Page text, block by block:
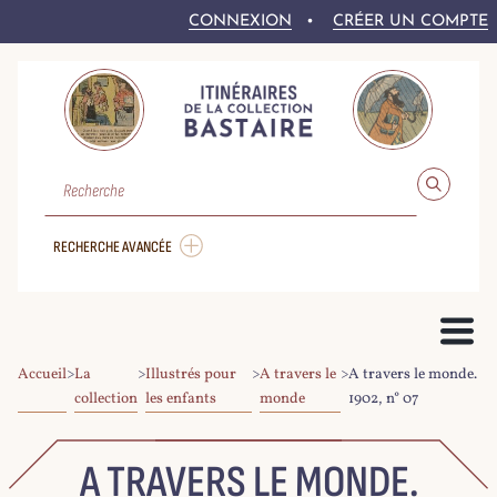
CONNEXION CRÉER UN COMPTE
RECHERCHE AVANCÉE
PRÉSENTATION DU PROJET
PARCOURIR LE CORPUS
RECHERCHER DANS LE CORPUS
EXPLOITER LE CORPUS
Accueil>La
collection
>Illustrés pour
les enfants
>A travers le
monde
>A travers le monde.
1902, n° 07
A TRAVERS LE MONDE.